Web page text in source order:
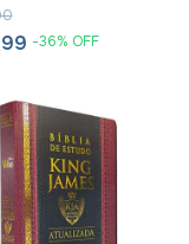
-36% OFF